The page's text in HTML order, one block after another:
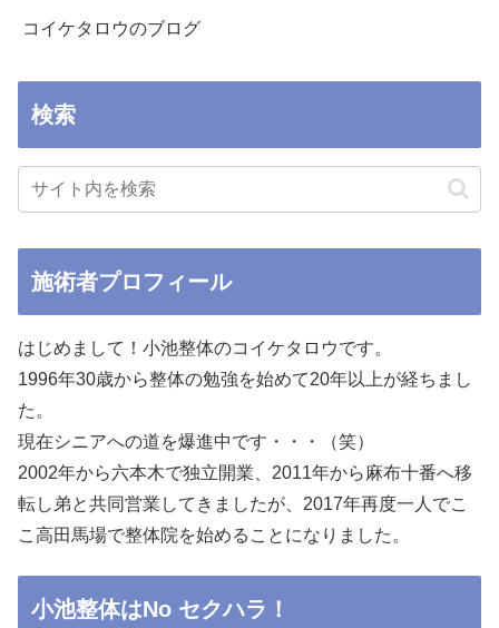
コイケタロウのブログ
検索
施術者プロフィール
はじめまして！小池整体のコイケタロウです。
1996年30歳から整体の勉強を始めて20年以上が経ちまし
た。
現在シニアへの道を爆進中です・・・（笑）
2002年から六本木で独立開業、2011年から麻布十番へ移
転し弟と共同営業してきましたが、2017年再度一人でこ
こ高田馬場で整体院を始めることになりました。
小池整体はNo セクハラ！